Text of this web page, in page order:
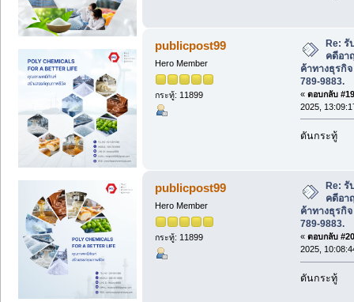
publicpost99
Hero Member
กระทู้: 11899
Re: รั
คดีอา
ค้าทางธุรกิ
789-9883.
« ตอบกลับ
2025,
ดันกระทู้
publicpost99
Hero Member
กระทู้: 11899
Re: รั
คดีอา
ค้าทางธุรกิ
789-9883.
« ตอบกลับ
2025,
ดันกระทู้